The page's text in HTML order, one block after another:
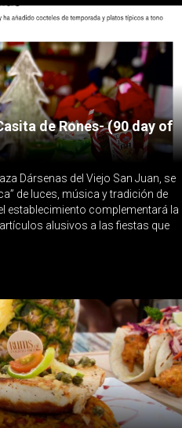
de Rones- (90 day of
Dársenas del Viejo San Juan, se
de luces, música y tradición de
establecimiento complementará la
alusivos a las fiestas que